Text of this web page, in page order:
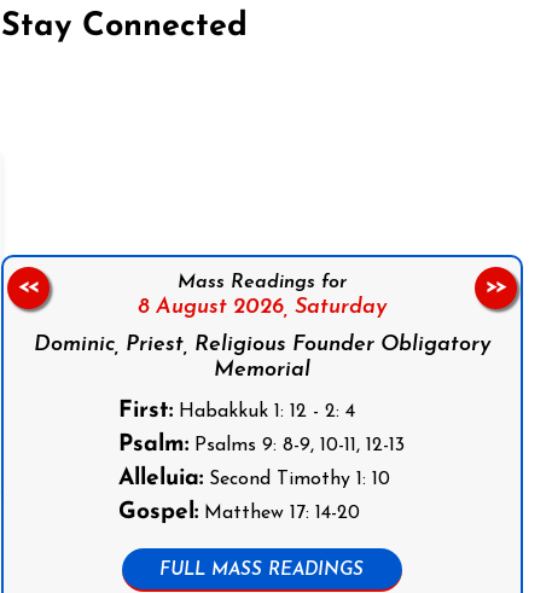
Stay Connected
Mass Readings for
8 August 2026, Saturday
Dominic, Priest, Religious Founder Obligatory
Memorial
First: Habakkuk 1: 12 - 2: 4
Psalm: Psalms 9: 8-9, 10-11, 12-13
Alleluia: Second Timothy 1: 10
Gospel: Matthew 17: 14-20
FULL MASS READINGS
<< >>